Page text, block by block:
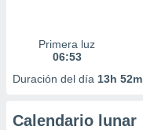
Primera luz
06:53
Duración del día 13h 52m
Calendario lunar